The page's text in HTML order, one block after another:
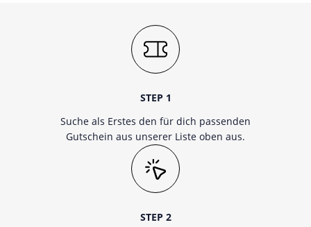
STEP 1
Suche als Erstes den für dich passenden
Gutschein aus unserer Liste oben aus.
STEP 2